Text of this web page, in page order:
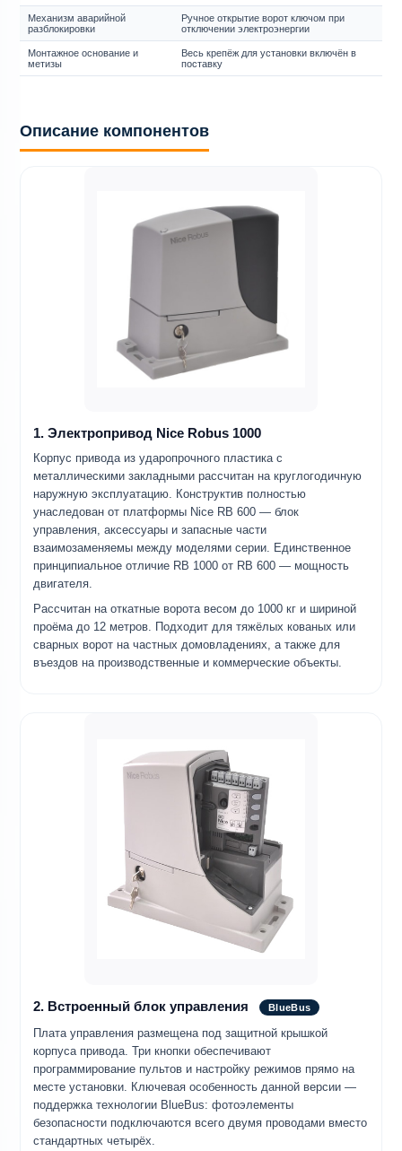
Механизм аварийной
разблокировки
Ручное открытие ворот ключом при
отключении электроэнергии
Монтажное основание и
метизы
Весь крепёж для установки включён в
поставку
Описание компонентов
1. Электропривод Nice Robus 1000
Корпус привода из ударопрочного пластика с
металлическими закладными рассчитан на круглогодичную
наружную эксплуатацию. Конструктив полностью
унаследован от платформы Nice RB 600 — блок
управления, аксессуары и запасные части
взаимозаменяемы между моделями серии. Единственное
принципиальное отличие RB 1000 от RB 600 — мощность
двигателя.
Рассчитан на откатные ворота весом до 1000 кг и шириной
проёма до 12 метров. Подходит для тяжёлых кованых или
сварных ворот на частных домовладениях, а также для
въездов на производственные и коммерческие объекты.
2. Встроенный блок управления BlueBus
Плата управления размещена под защитной крышкой
корпуса привода. Три кнопки обеспечивают
программирование пультов и настройку режимов прямо на
месте установки. Ключевая особенность данной версии —
поддержка технологии BlueBus: фотоэлементы
безопасности подключаются всего двумя проводами вместо
стандартных четырёх.